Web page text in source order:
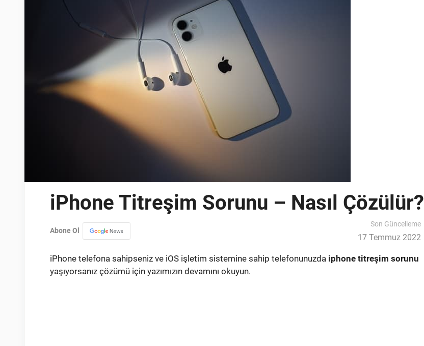
iPhone Titreşim Sorunu – Nasıl Çözülür?
Abone Ol
Son Güncelleme
17 Temmuz 2022
iPhone telefona sahipseniz ve iOS işletim sistemine sahip telefonunuzda iphone titreşim sorunu
yaşıyorsanız çözümü için yazımızın devamını okuyun.